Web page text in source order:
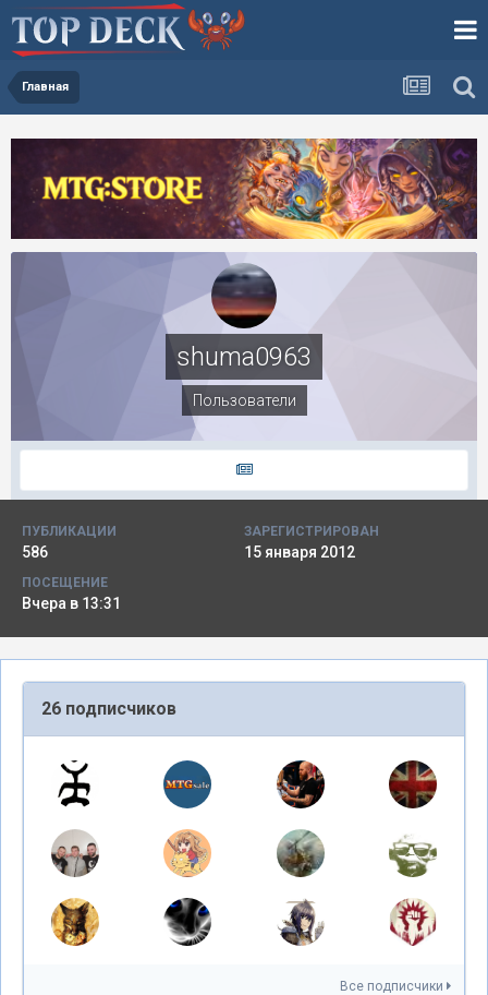
Главная
shuma0963
Пользователи
ПУБЛИКАЦИИ
586
ЗАРЕГИСТРИРОВАН
15 января 2012
ПОСЕЩЕНИЕ
Вчера в 13:31
26 подписчиков
Все подписчики